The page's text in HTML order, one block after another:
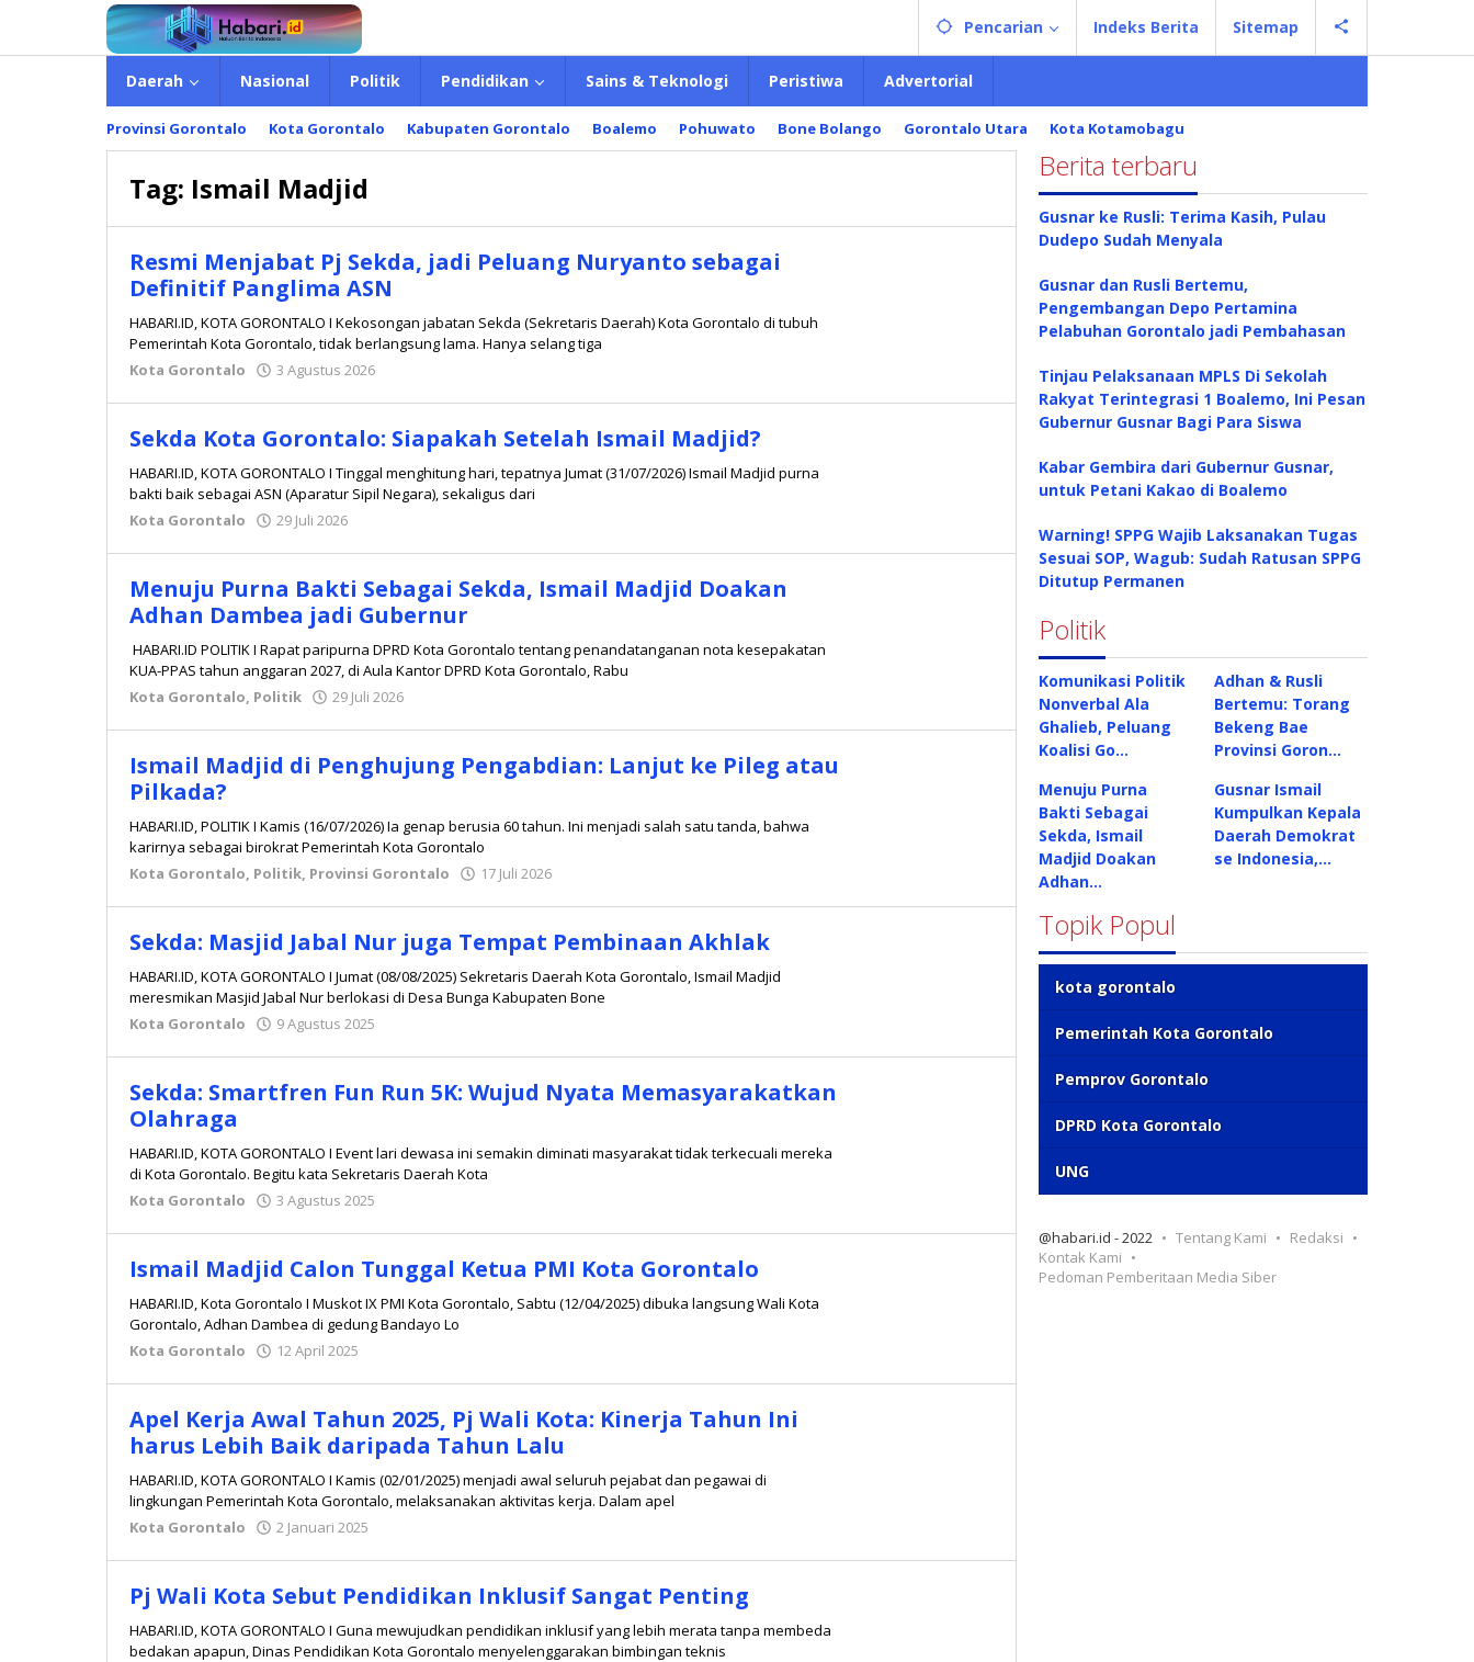
konten
Pencarian Indeks Berita Sitemap
Daerah Nasional Politik Pendidikan Sains & Teknologi Peristiwa Advertorial
Provinsi Gorontalo Kota Gorontalo Kabupaten Gorontalo Boalemo Pohuwato Bone Bolango Gorontalo Utara Kota Kotamobagu
Tag: Ismail Madjid
Resmi Menjabat Pj Sekda, jadi Peluang Nuryanto sebagai
Definitif Panglima ASN
HABARI.ID, KOTA GORONTALO I Kekosongan jabatan Sekda (Sekretaris Daerah) Kota Gorontalo di tubuh
Pemerintah Kota Gorontalo, tidak berlangsung lama. Hanya selang tiga
Kota Gorontalo
3 Agustus 2026
Sekda Kota Gorontalo: Siapakah Setelah Ismail Madjid?
HABARI.ID, KOTA GORONTALO I Tinggal menghitung hari, tepatnya Jumat (31/07/2026) Ismail Madjid purna
bakti baik sebagai ASN (Aparatur Sipil Negara), sekaligus dari
Kota Gorontalo
29 Juli 2026
Menuju Purna Bakti Sebagai Sekda, Ismail Madjid Doakan
Adhan Dambea jadi Gubernur
HABARI.ID POLITIK I Rapat paripurna DPRD Kota Gorontalo tentang penandatanganan nota kesepakatan
KUA-PPAS tahun anggaran 2027, di Aula Kantor DPRD Kota Gorontalo, Rabu
Kota Gorontalo, Politik 29 Juli 2026
Ismail Madjid di Penghujung Pengabdian: Lanjut ke Pileg atau
Pilkada?
HABARI.ID, POLITIK I Kamis (16/07/2026) Ia genap berusia 60 tahun. Ini menjadi salah satu tanda, bahwa
karirnya sebagai birokrat Pemerintah Kota Gorontalo
Kota Gorontalo, Politik, Provinsi Gorontalo 17 Juli 2026
Sekda: Masjid Jabal Nur juga Tempat Pembinaan Akhlak
HABARI.ID, KOTA GORONTALO I Jumat (08/08/2025) Sekretaris Daerah Kota Gorontalo, Ismail Madjid
meresmikan Masjid Jabal Nur berlokasi di Desa Bunga Kabupaten Bone
Kota Gorontalo
9 Agustus 2025
Sekda: Smartfren Fun Run 5K: Wujud Nyata Memasyarakatkan
Olahraga
HABARI.ID, KOTA GORONTALO I Event lari dewasa ini semakin diminati masyarakat tidak terkecuali mereka
di Kota Gorontalo. Begitu kata Sekretaris Daerah Kota
Kota Gorontalo
3 Agustus 2025
Ismail Madjid Calon Tunggal Ketua PMI Kota Gorontalo
HABARI.ID, Kota Gorontalo I Muskot IX PMI Kota Gorontalo, Sabtu (12/04/2025) dibuka langsung Wali Kota
Gorontalo, Adhan Dambea di gedung Bandayo Lo
Kota Gorontalo
12 April 2025
Apel Kerja Awal Tahun 2025, Pj Wali Kota: Kinerja Tahun Ini
harus Lebih Baik daripada Tahun Lalu
HABARI.ID, KOTA GORONTALO I Kamis (02/01/2025) menjadi awal seluruh pejabat dan pegawai di
lingkungan Pemerintah Kota Gorontalo, melaksanakan aktivitas kerja. Dalam apel
Kota Gorontalo
2 Januari 2025
Pj Wali Kota Sebut Pendidikan Inklusif Sangat Penting
HABARI.ID, KOTA GORONTALO I Guna mewujudkan pendidikan inklusif yang lebih merata tanpa membeda
bedakan apapun, Dinas Pendidikan Kota Gorontalo menyelenggarakan bimbingan teknis
Berita terbaru
Gusnar ke Rusli: Terima Kasih, Pulau
Dudepo Sudah Menyala
Gusnar dan Rusli Bertemu,
Pengembangan Depo Pertamina
Pelabuhan Gorontalo jadi Pembahasan
Tinjau Pelaksanaan MPLS Di Sekolah
Rakyat Terintegrasi 1 Boalemo, Ini Pesan
Gubernur Gusnar Bagi Para Siswa
Kabar Gembira dari Gubernur Gusnar,
untuk Petani Kakao di Boalemo
Warning! SPPG Wajib Laksanakan Tugas
Sesuai SOP, Wagub: Sudah Ratusan SPPG
Ditutup Permanen
Politik
Komunikasi Politik
Nonverbal Ala
Ghalieb, Peluang
Koalisi Go…
Adhan & Rusli
Bertemu: Torang
Bekeng Bae
Provinsi Goron…
Menuju Purna
Bakti Sebagai
Sekda, Ismail
Madjid Doakan
Adhan…
Gusnar Ismail
Kumpulkan Kepala
Daerah Demokrat
se Indonesia,…
Topik Popul
kota gorontalo
Pemerintah Kota Gorontalo
Pemprov Gorontalo
DPRD Kota Gorontalo
UNG
@habari.id - 2022 Tentang Kami
Redaksi
Kontak Kami
Pedoman Pemberitaan Media Siber